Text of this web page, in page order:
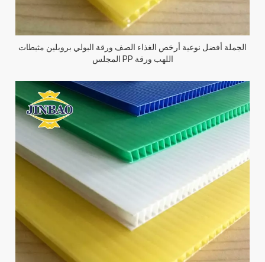
الجملة أفضل نوعية أرخص الغذاء الصف ورقة البولي بروبلين مثبطات
اللهب ورقة PP المجلس